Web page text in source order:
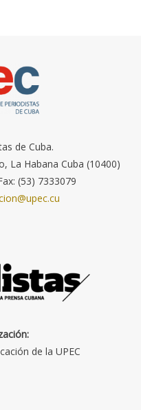
de Cuba.
La Habana Cuba (10400)
(53) 7333079
de la UPEC